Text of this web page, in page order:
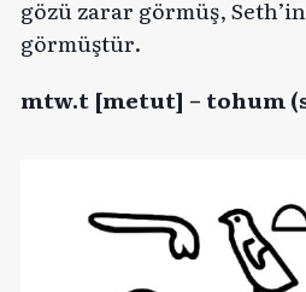
gözü zarar görmüş,
görmüştür.
mtw.t [metut] – tohum